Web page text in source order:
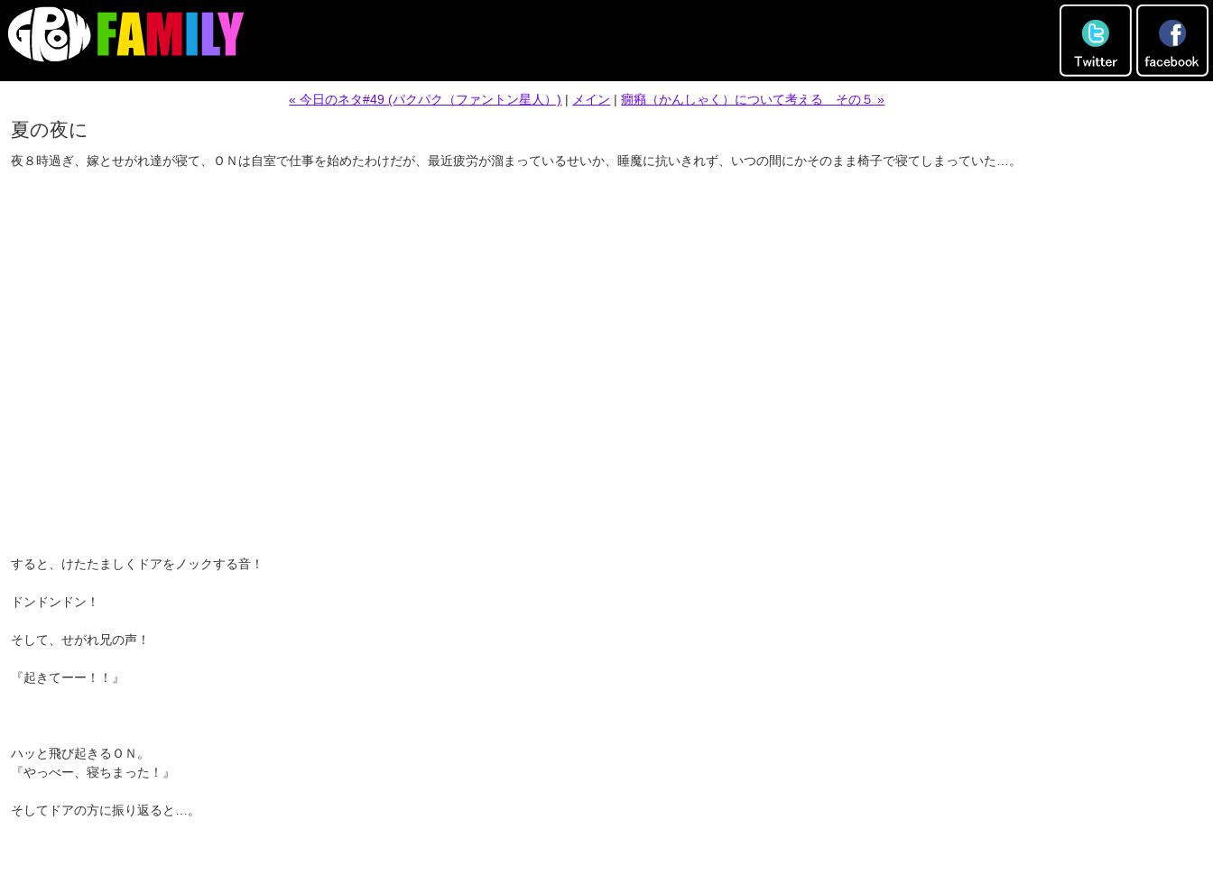
« 今日のネタ#49 (パクパク（ファントン星人）) | メイン |癇癪（かんしゃく）について考える その５ »
夏の夜に
夜８時過ぎ、嫁とせがれ達が寝て、ＯＮは自室で仕事を始めたわけだが、最近疲労が溜まっているせいか、睡魔に抗いきれず、いつの間にかそのまま椅子で寝てしまっていた…。
すると、けたたましくドアをノックする音！
ドンドンドン！
そして、せがれ兄の声！
『起きてーー！！』
ハッと飛び起きるＯＮ。
『やっべー、寝ちまった！』
そしてドアの方に振り返ると…。